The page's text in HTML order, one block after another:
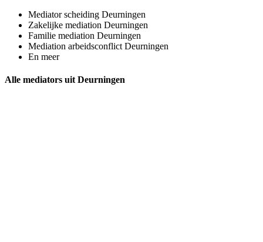
Mediator scheiding Deurningen
Zakelijke mediation Deurningen
Familie mediation Deurningen
Mediation arbeidsconflict Deurningen
En meer
Alle mediators uit Deurningen